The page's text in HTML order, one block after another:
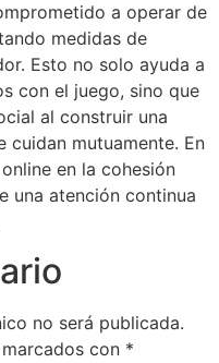
a operar de
medidas de
Esto no solo ayuda a
con el juego, sino que
al construir una
cuidan mutuamente. En
en la cohesión
una atención continua
no será publicada.
con *